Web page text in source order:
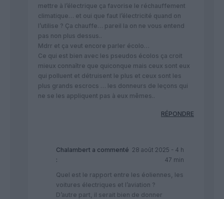
mettre à l’électrique ça favorise le réchauffement
climatique… et oui que faut l’électricité quand on
l’utilise ? Ça chauffe… pareil la on ne vous entend
pas non plus dessus..
Mdrr et ça veut encore parler écolo…
Ce qui est bien avec les pseudos écolos ça croit
mieux connaître que quiconque mais ceux sont eux
qui polluent et détruisent le plus et ceux sont les
plus grands escrocs … les donneurs de leçons qui
ne se les appliquent pas à eux mêmes..
RÉPONDRE
Chalambert a commenté
:
28 août 2025 - 4 h
47 min
Quel est le rapport entre les éoliennes, les
voitures électriques et l’aviation ?
D’autre part, il serait bien de donner